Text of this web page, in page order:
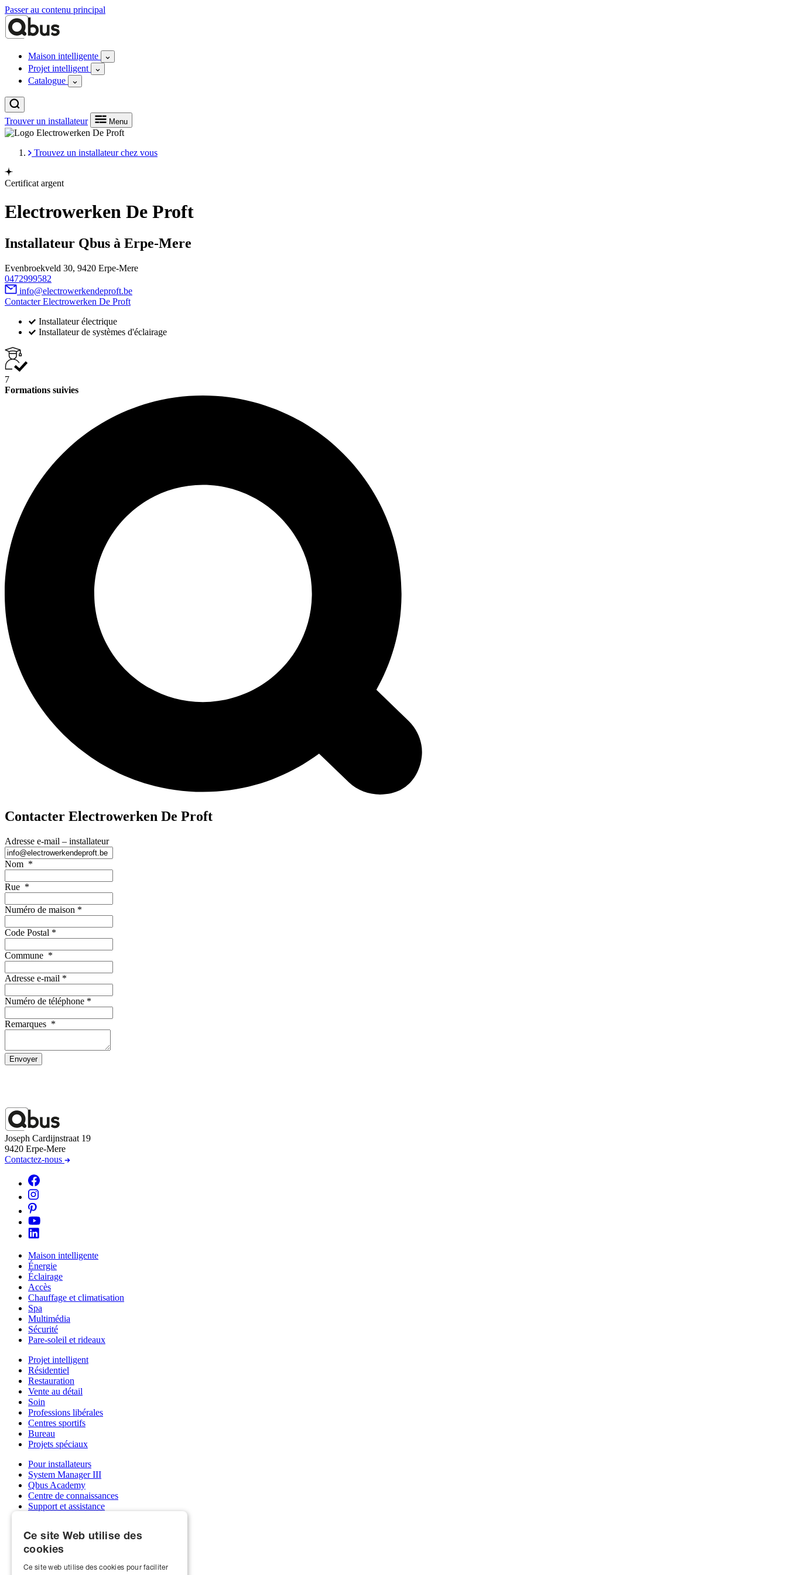
Passer au contenu principal
Maison intelligente
Projet intelligent
Catalogue
Trouver un installateur Menu
Trouvez un installateur chez vous
Certificat argent
Electrowerken De Proft
Installateur Qbus à Erpe-Mere
Evenbroekveld 30, 9420 Erpe-Mere
0472999582
info@electrowerkendeproft.be
Contacter Electrowerken De Proft
Installateur électrique
Installateur de systèmes d'éclairage
7
Formations suivies
Contacter Electrowerken De Proft
Adresse e-mail – installateur
Nom *
Rue *
Numéro de maison *
Code Postal *
Commune *
Adresse e-mail *
Numéro de téléphone *
Remarques *
Envoyer
Joseph Cardijnstraat 19
9420 Erpe-Mere
Contactez-nous
Maison intelligente
Énergie
Éclairage
Accès
Chauffage et climatisation
Spa
Multimédia
Sécurité
Pare-soleil et rideaux
Projet intelligent
Résidentiel
Restauration
Vente au détail
Soin
Professions libérales
Centres sportifs
Bureau
Projets spéciaux
Pour installateurs
System Manager III
Qbus Academy
Centre de connaissances
Support et assistance
Devenez installateur
Qbus et écoles
Ce site Web utilise des
cookies
Ce site web utilise des cookies pour faciliter